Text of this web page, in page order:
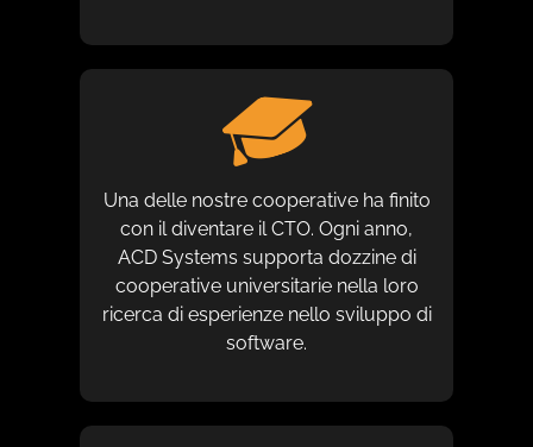
Una delle nostre cooperative ha finito
con il diventare il CTO. Ogni anno,
ACD Systems supporta dozzine di
cooperative universitarie nella loro
ricerca di esperienze nello sviluppo di
software.